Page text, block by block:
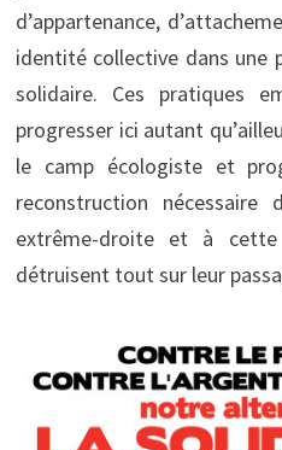
d’appartenance,
identité collective dans une
solidaire. Ces pratiques
progresser ici autant
le camp écologiste et
reconstruction
extrême-droite et à
détruisent tout sur leur